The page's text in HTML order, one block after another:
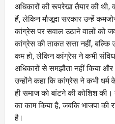
अधिकारों की रूपरेखा तैयार की
हैं, लेकिन मौजूदा सरकार उन्हें
कांग्रेस पर सवाल उठाने वालों को
कांग्रेस की ताकत सत्ता नहीं, बल्कि
कम हो, लेकिन कांग्रेस ने कभी
अधिकारों से समझौता नहीं किया और
उन्होंने कहा कि कांग्रेस ने कभी धर्म
ही समाज को बांटने की कोशिश
का काम किया है, जबकि भाजपा की
है।